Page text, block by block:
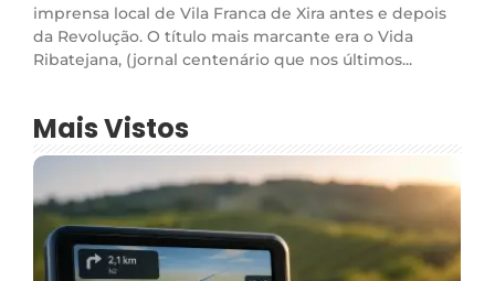
imprensa local de Vila Franca de Xira antes e depois
da Revolução. O título mais marcante era o Vida
Ribatejana, (jornal centenário que nos últimos...
Mais Vistos